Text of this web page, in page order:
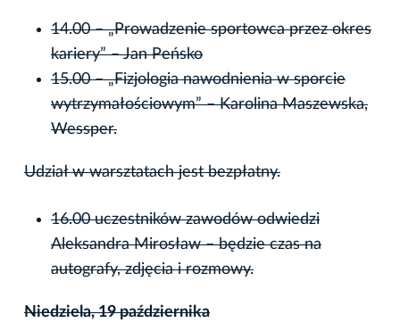
14.00 – „Prowadzenie sportowca przez okres
kariery” – Jan Peńsko
15.00 – „Fizjologia nawodnienia w sporcie
wytrzymałościowym” – Karolina Maszewska,
Wessper.
Udział w warsztatach jest bezpłatny.
16.00 uczestników zawodów odwiedzi
Aleksandra Mirosław – będzie czas na
autografy, zdjęcia i rozmowy.
Niedziela, 19 października